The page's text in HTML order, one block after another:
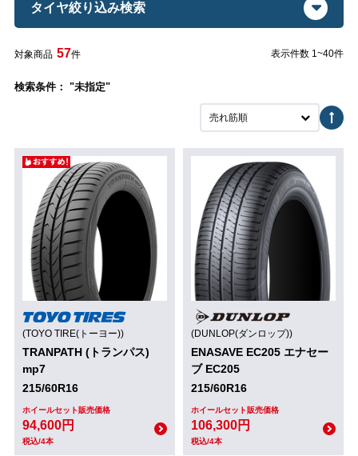
タイヤ絞り込み検索
対象商品 57件 表示件数 1~40件
検索条件： "未指定"
売れ筋順
(TOYO TIRE(トーヨー))
TRANPATH (トランパス)
mp7
215/60R16
ホイールセット販売価格
94,600円
税込/4本
(DUNLOP(ダンロップ))
ENASAVE EC205 エナセー
ブ EC205
215/60R16
ホイールセット販売価格
106,300円
税込/4本